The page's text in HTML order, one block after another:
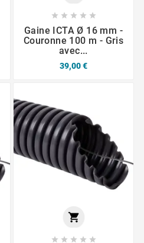
    
Gaine ICTA Ø 16 mm -
Couronne 100 m - Gris
avec...
39,00 €

    